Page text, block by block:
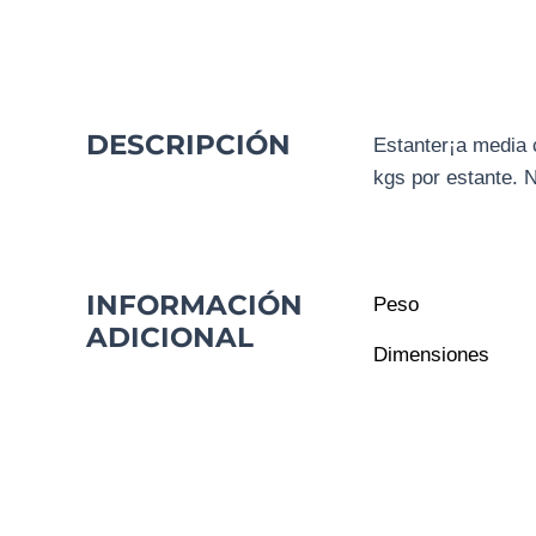
DESCRIPCIÓN
Estanter¡a
kgs por estante.
INFORMACIÓN
ADICIONAL
Peso
Dimensiones